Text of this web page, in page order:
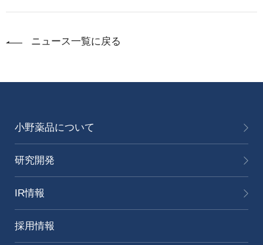
ニュース一覧に戻る
小野薬品について
研究開発
IR情報
採用情報